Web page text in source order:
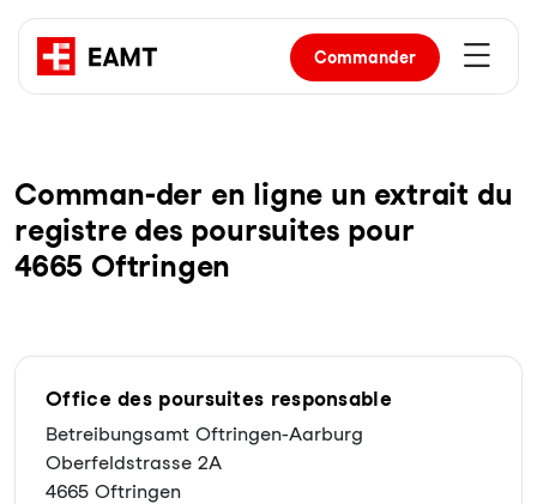
Commander
Com­man-der en li­gne un ex­trait du
re­gist­re des pour­sui­tes pour
4665 Oftringen
Office des poursuites responsable
Betreibungsamt Oftringen-Aarburg
Oberfeldstrasse 2A
4665 Oftringen